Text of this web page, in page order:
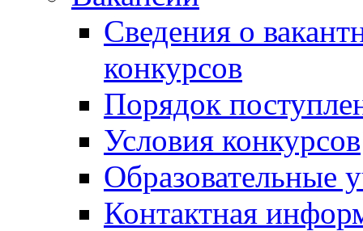
Сведения о
конкурсов
Порядок
Условия конкурсов
Образовательные
Контактная